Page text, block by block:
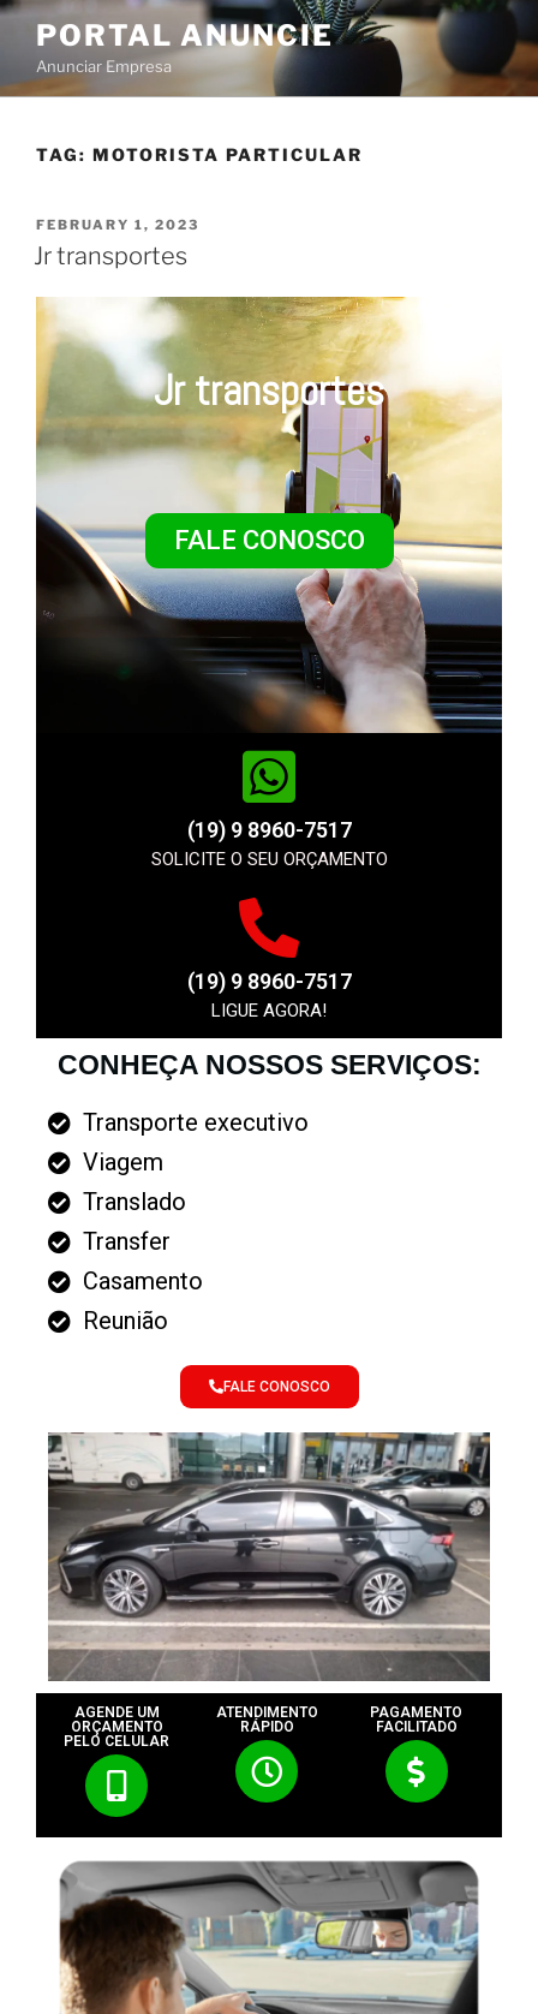
PORTAL ANUNCIE
Anunciar Empresa
TAG: MOTORISTA PARTICULAR
FEBRUARY 1, 2023
Jr transportes
Jr transportes
FALE CONOSCO
(19) 9 8960-7517
SOLICITE O SEU ORÇAMENTO
(19) 9 8960-7517
LIGUE AGORA!
CONHEÇA NOSSOS SERVIÇOS:
Transporte executivo
Viagem
Translado
Transfer
Casamento
Reunião
FALE CONOSCO
AGENDE UM
ORÇAMENTO
PELO CELULAR
ATENDIMENTO
RÁPIDO
PAGAMENTO
FACILITADO